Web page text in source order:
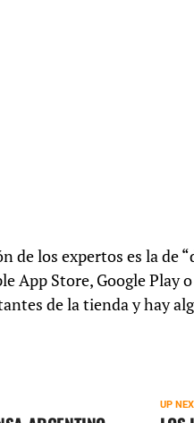
de los expertos es la de
App Store, Google Play
de la tienda y hay
UP